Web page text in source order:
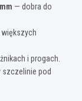
— dobra do
i progach.
pod